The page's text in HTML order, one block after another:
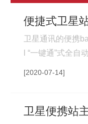
便捷式卫星
卫星通讯的便携
l “一键通”式全
[2020-07-14]
卫星便携站